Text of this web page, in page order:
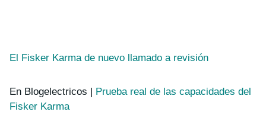
El Fisker Karma de nuevo llamado a revisión
En Blogelectricos |
Prueba real de las capacidades del
Fisker Karma